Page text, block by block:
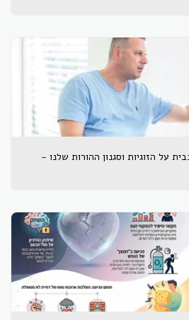
על הזוגיות וסגנון ההורות שלנו -